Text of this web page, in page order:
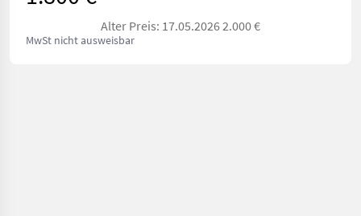
Alter Preis: 17.05.2026 2.000 €
MwSt nicht ausweisbar